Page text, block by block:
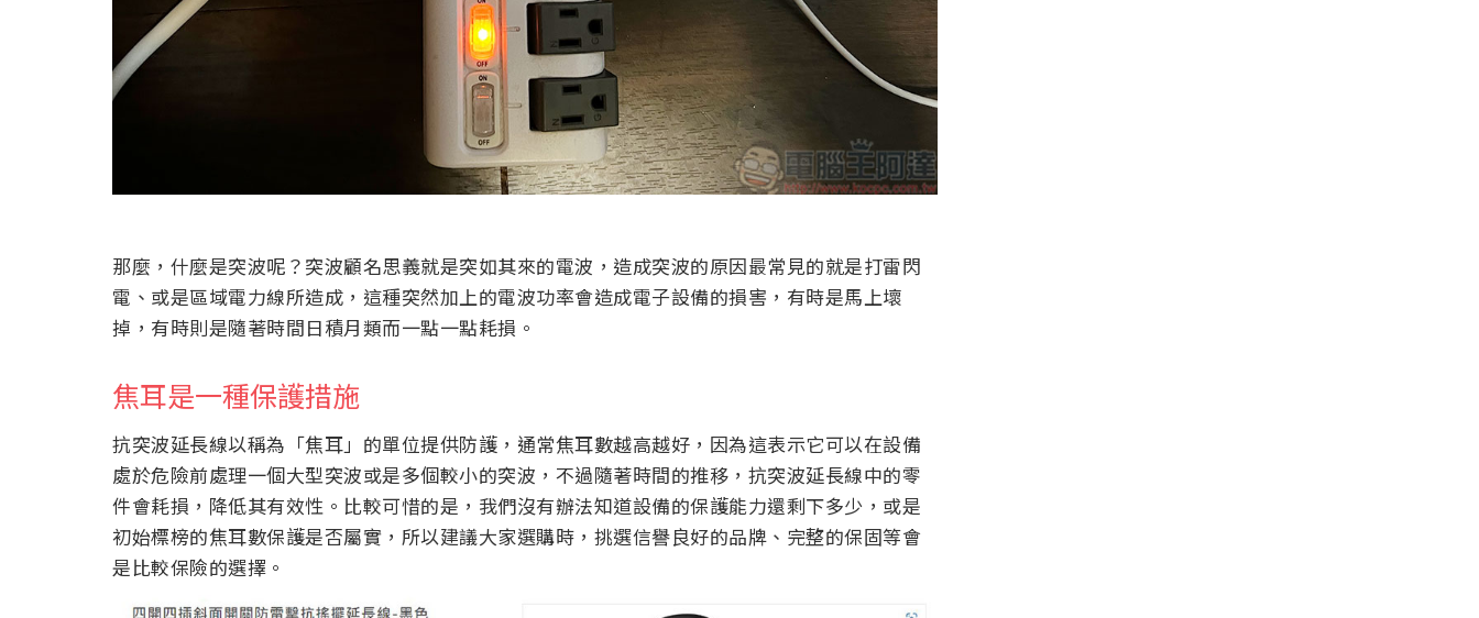
那麼，什麼是突波呢？突波顧名思義就是突如其來的電波，造成突波的原因最常見的就是打雷閃
電、或是區域電力線所造成，這種突然加上的電波功率會造成電子設備的損害，有時是馬上壞
掉，有時則是隨著時間日積月類而一點一點耗損。
焦耳是一種保護措施
抗突波延長線以稱為「焦耳」的單位提供防護，通常焦耳數越高越好，因為這表示它可以在設備
處於危險前處理一個大型突波或是多個較小的突波，不過隨著時間的推移，抗突波延長線中的零
件會耗損，降低其有效性。比較可惜的是，我們沒有辦法知道設備的保護能力還剩下多少，或是
初始標榜的焦耳數保護是否屬實，所以建議大家選購時，挑選信譽良好的品牌、完整的保固等會
是比較保險的選擇。